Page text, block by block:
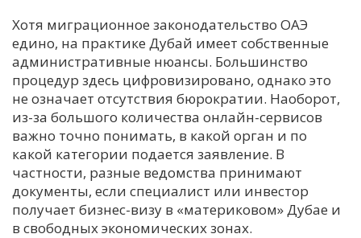
Хотя миграционное законодательство ОАЭ
едино, на практике Дубай имеет собственные
административные нюансы. Большинство
процедур здесь цифровизировано, однако это
не означает отсутствия бюрократии. Наоборот,
из-за большого количества онлайн-сервисов
важно точно понимать, в какой орган и по
какой категории подается заявление. В
частности, разные ведомства принимают
документы, если специалист или инвестор
получает бизнес-визу в «материковом» Дубае и
в свободных экономических зонах.